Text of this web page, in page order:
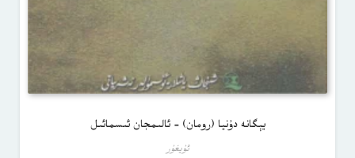
يېگانە دۇنيا (رومان) – ئالىمجان ئىسمائىل
ئۇيغۇر